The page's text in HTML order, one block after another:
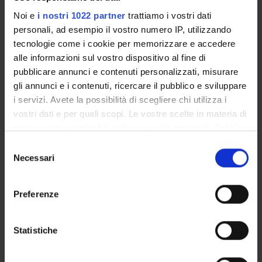
Noi e i nostri 1022 partner trattiamo i vostri dati
personali, ad esempio il vostro numero IP, utilizzando
tecnologie come i cookie per memorizzare e accedere
alle informazioni sul vostro dispositivo al fine di
pubblicare annunci e contenuti personalizzati, misurare
gli annunci e i contenuti, ricercare il pubblico e sviluppare
i servizi. Avete la possibilità di scegliere chi utilizza i
vostri dati e per quali scopi. Le vostre scelte in materia di
modificare o revocare il proprio consenso in qualsiasi
momento dalla Dichiarazione sui cookie o facendo clic
raccogliere informazioni sulla tua posizione
geografica, con un'approssimazione di qualche
delNecessari
Preferenze
Statistiche
Exam calendar
Notices
Thesis and internship proposals
Governing bodies
Faculty staff
STUDYING
PHD PROGRAMMES AND POSTGRADUATE